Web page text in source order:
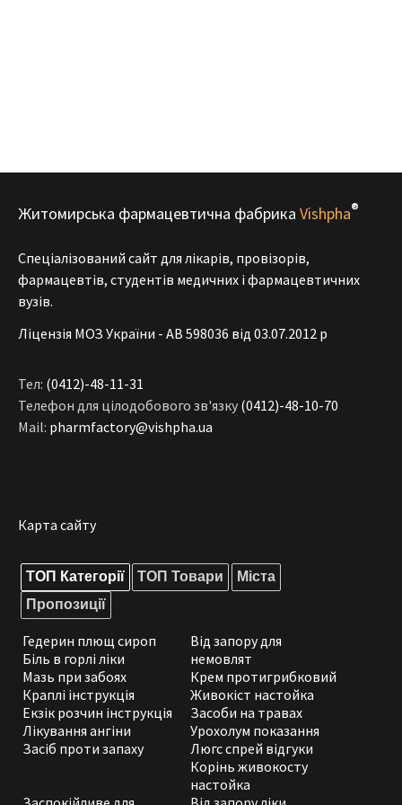
Житомирська фармацевтична фабрика Vishpha®
Спеціалізований сайт для лікарів, провізорів,
фармацевтів, студентів медичних і фармацевтичних
вузів.
Ліцензія МОЗ України - АВ 598036 від 03.07.2012 р
Тел: (0412)-48-11-31
Телефон для цілодобового зв'язку (0412)-48-10-70
Mail: pharmfactory@vishpha.ua
Карта сайту
ТОП Категорії ТОП Товари
Міста
Пропозиції
Гедерин плющ сироп
Біль в горлі ліки
Мазь при забоях
Краплі інструкція
Екзік розчин інструкція
Лікування ангіни
Засіб проти запаху
Від запору для
немовлят
Крем протигрибковий
Живокіст настойка
Засоби на травах
Урохолум показання
Люгс спрей відгуки
Корінь живокосту
настойка